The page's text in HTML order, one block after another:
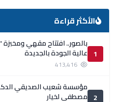
الأكثر قراءة
1 عالية الجودة بالجديدة
2
مؤسسة شعيب الصديقي
مصطفى لخيار